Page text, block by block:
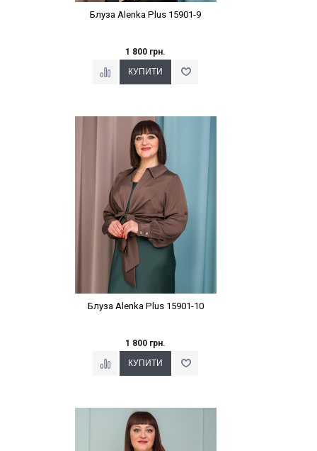
Блуза Alenka Plus 15901-9
1 800 грн.
Наклейки Варіант з %
Блуза Alenka Plus 15901-10
1 800 грн.
Наклейки Варіант з %